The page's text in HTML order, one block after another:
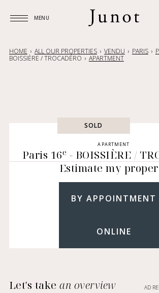
MENU
HOME ALL OUR PROPERTIES VENDU PARIS
BOISSIÈRE / TROCADÉRO APARTMENT
SOLD
APARTMENT
Paris 16e - BOISSIÈRE /
Estimate my
BY APPOINTMENT
ONLINE
Let's takean overview AD